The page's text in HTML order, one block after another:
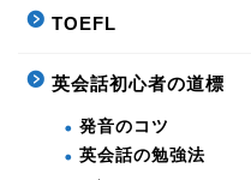
TOEFL
英会話初心者の道標
発音のコツ
英会話の勉強法